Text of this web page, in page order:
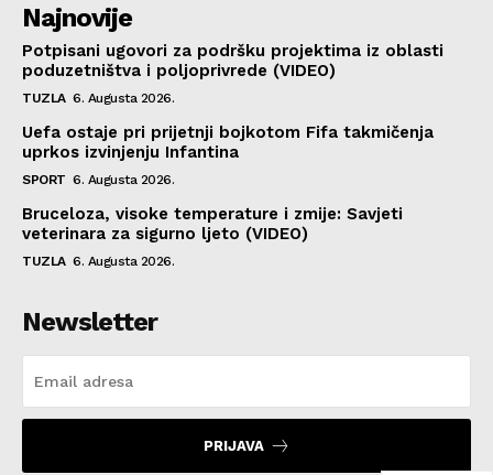
Najnovije
Potpisani ugovori za podršku projektima iz oblasti
poduzetništva i poljoprivrede (VIDEO)
TUZLA 6. Augusta 2026.
Uefa ostaje pri prijetnji bojkotom Fifa takmičenja
uprkos izvinjenju Infantina
SPORT 6. Augusta 2026.
Bruceloza, visoke temperature i zmije: Savjeti
veterinara za sigurno ljeto (VIDEO)
TUZLA 6. Augusta 2026.
Newsletter
PRIJAVA